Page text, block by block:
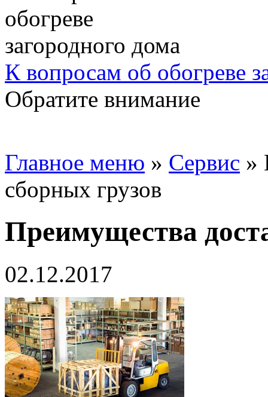
К вопросам об обогреве
Обратите внимание
Главное меню » Сервис »
сборных грузов
Преимущества
02.12.2017